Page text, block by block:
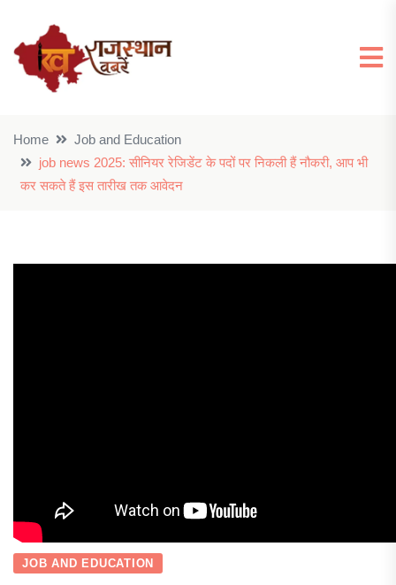
Home
Job and Education
job news 2025: सीनियर रेजिडेंट के पदों पर निकली हैं नौकरी, आप भी
कर सकते हैं इस तारीख तक आवेदन
JOB AND EDUCATION